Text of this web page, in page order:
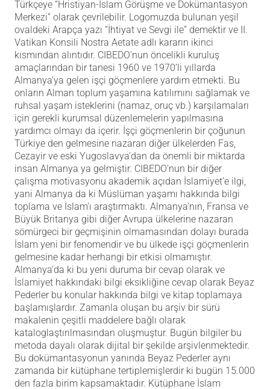
Türkçeye “Hristiyan-İslam Görüşme ve Dokümantasyon
Merkezi” olarak çevrilebilir. Logomuzda bulunan yeşil
ovaldeki Arapça yazı “İhtiyat ve Sevgi ile” demektir ve II.
Vatikan Konsili Nostra Aetate adlı kararın ikinci
kısmından alıntıdır. CIBEDO’nun öncelikli kuruluş
amaçlarından bir tanesi 1960 ve 1970’li yıllarda
Almanya’ya gelen işçi göçmenlere yardım etmekti. Bu
onların Alman toplum yaşamına katılımını sağlamak ve
ruhsal yaşam isteklerini (namaz, oruç vb.) karşılamaları
için gerekli kurumsal düzenlemelerin yapılmasına
yardımcı olmayı da içerir. İşçi göçmenlerin bir çoğunun
Türkiye den gelmesine nazaran diğer ülkelerden Fas,
Cezayir ve eski Yugoslavya’dan da önemli bir miktarda
insan Almanya ya gelmiştir. CIBEDO’nun bir diğer
çalışma motivasyonu akademik açıdan İslamiyet’e ilgi,
yani Almanya da ki Müslüman yaşamı hakkında bilgi
toplama ve İslam’ı araştırmaktı. Almanya’nın, Fransa ve
Büyük Britanya gibi diğer Avrupa ülkelerine nazaran
sömürgeci bir geçmişinin olmamasından dolayı burada
İslam yeni bir fenomendir ve bu ülkede işçi göçmenlerin
gelmesine kadar herhangi bir etkisi olmamıştır.
Almanya’da ki bu yeni duruma bir cevap olarak ve
İslamiyet hakkındaki bilgi eksikliğine cevap olarak Beyaz
Pederler bu konular hakkında bilgi ve kitap toplamaya
başlamışlardır. Zamanla oluşan bu arşiv bir sürü
makalenin çeşitli maddelere bağlı olarak
kataloglaştırılmasından oluşmuştur. Bugün bilgiler bu
metoda dayalı olarak dijital bir şekilde arşivlenmektedir.
Bu dokümantasyonun yanında Beyaz Pederler aynı
zamanda bir kütüphane tertiplemişlerdir ki bugün 15.000
den fazla birim kapsamaktadır. Kütüphane İslam